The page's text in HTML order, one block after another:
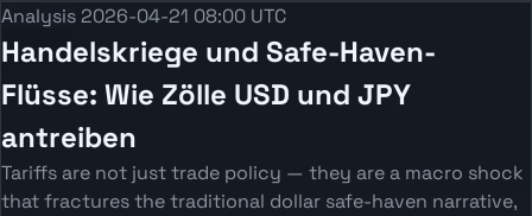
Analysis 2026-04-21 08:00 UTC
Handelskriege und Safe-Haven-
Flüsse: Wie Zölle USD und JPY
antreiben
Tariffs are not just trade policy — they are a macro shock
that fractures the traditional dollar safe-haven narrative,